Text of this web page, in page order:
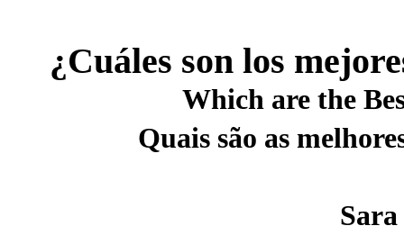
¿Cuáles son los
Which are the
Quais são as